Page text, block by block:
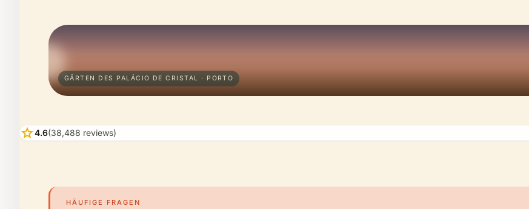
GÄRTEN DES PALÁCIO DE CRISTAL · PORTO
star4.6(38,488 reviews)
HÄUFIGE FRAGEN